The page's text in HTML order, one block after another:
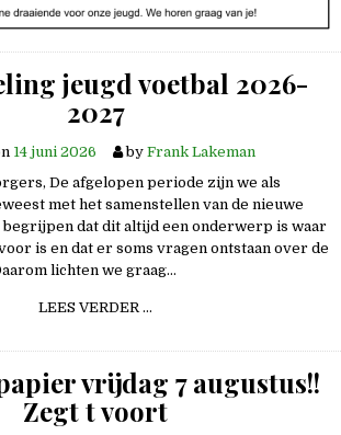
jeugd voetbal 2026-
2027
14 juni 2026 by Frank Lakeman
De afgelopen periode zijn we als
met het samenstellen van de nieuwe
begrijpen dat dit altijd een onderwerp is waar
is en dat er soms vragen ontstaan over de
lichten we graag…
LEES VERDER …
2026-
vrijdag 7 augustus!!
Zegt t voort